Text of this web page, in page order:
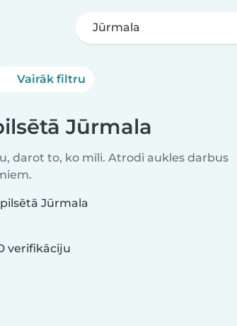
Jūrmala
Vairāk filtru
Jūrmala
darot to, ko mīli. Atrodi aukles darbus
Jūrmala
verifikāciju